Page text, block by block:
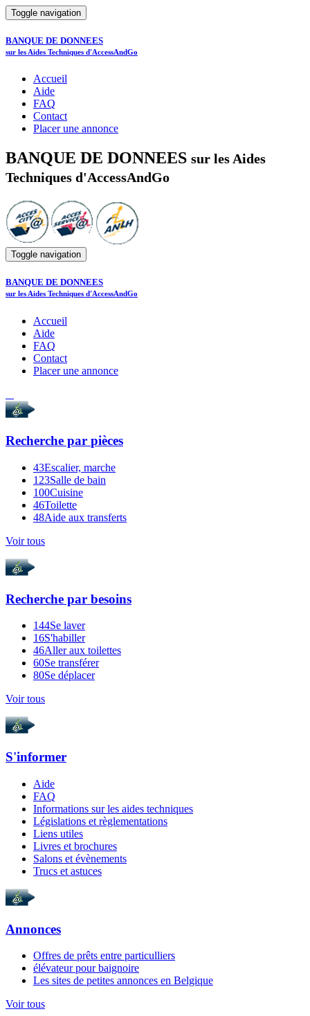
Toggle navigation
BANQUE DE DONNEES
sur les Aides Techniques d'AccessAndGo
Accueil
Aide
FAQ
Contact
Placer une annonce
BANQUE DE DONNEES sur les Aides
Techniques d'AccessAndGo
Toggle navigation
BANQUE DE DONNEES
sur les Aides Techniques d'AccessAndGo
Accueil
Aide
FAQ
Contact
Placer une annonce
Recherche par pièces
43Escalier, marche
123Salle de bain
100Cuisine
46Toilette
48Aide aux transferts
Voir tous
Recherche par besoins
144Se laver
16S'habiller
46Aller aux toilettes
60Se transférer
80Se déplacer
Voir tous
S'informer
Aide
FAQ
Informations sur les aides techniques
Législations et règlementations
Liens utiles
Livres et brochures
Salons et évènements
Trucs et astuces
Annonces
Offres de prêts entre particulliers
élévateur pour baignoire
Les sites de petites annonces en Belgique
Voir tous